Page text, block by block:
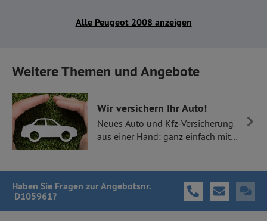
Alle Peugeot 2008 anzeigen
Weitere Themen und Angebote
Wir versichern Ihr Auto!
Neues Auto und Kfz-Versicherung
aus einer Hand: ganz einfach mit
Haben Sie Fragen zur Angebotsnr.
D105961?